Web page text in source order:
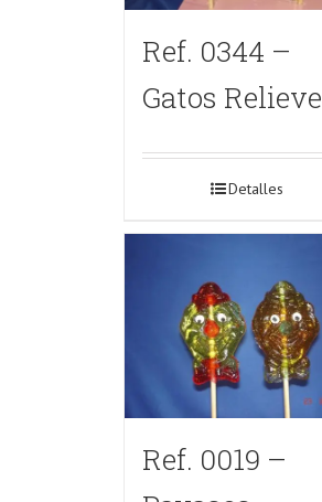
Ref. 0344 –
Gatos Relieve
Detalles
Ref. 0019 –